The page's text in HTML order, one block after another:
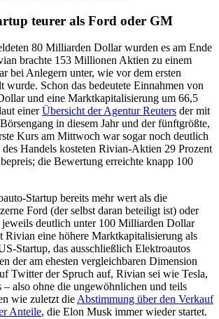
teurer als Ford oder GM
80 Milliarden Dollar wurden es am Ende
brachte 153 Millionen Aktien zu einem
bei Anlegern unter, wie vor dem ersten
wurde. Schon das bedeutete Einnahmen von
und eine Marktkapitalisierung um 66,5
einerÜbersicht der Agentur Reuters der mit
in diesem Jahr und der fünftgrößte,
Kurs am Mittwoch war sogar noch deutlich
des Handels kosteten Rivian-Aktien 29 Prozent
die Bewertung erreichte knapp 100
Startup bereits mehr wert als die
Ford (der selbst daran beteiligt ist) oder
deutlich unter 100 Milliarden Dollar
Rivian eine höhere Marktkapitalisierung als
Startup, das ausschließlich Elektroautos
der am ehesten vergleichbaren Dimension
Twitter der Spruch auf, Rivian sei wie Tesla,
– also ohne die ungewöhnlichen und teils
wie zuletzt die Abstimmung über den Verkauf
Anteile, die Elon Musk immer wieder startet.